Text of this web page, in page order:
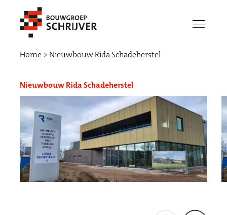
menu
Werken bij
Home Nieuwbouw Rida Schadeherstel
Nieuwbouw Rida Schadeherstel